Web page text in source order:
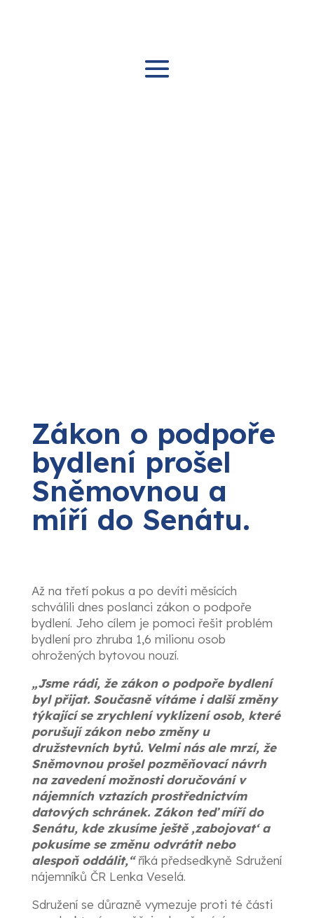
Zákon o podpoře
bydlení prošel
Sněmovnou a
míří do Senátu.
Až na třetí pokus a po devíti měsících
schválili dnes poslanci zákon o podpoře
bydlení. Jeho cílem je pomoci řešit problém
bydlení pro zhruba 1,6 milionu osob
ohrožených bytovou nouzí.
„Jsme rádi, že zákon o podpoře bydlení
byl přijat. Současně vítáme i další změny
týkající se zrychlení vyklizení osob, které
porušují zákon nebo změny u
družstevních bytů. Velmi nás ale mrzí, že
Sněmovnou prošel pozměňovací návrh
na zavedení možnosti doručování v
nájemních vztazích prostřednictvím
datových schránek. Zákon teď míří do
Senátu, kde zkusíme ještě ‚zabojovat‘ a
pokusíme se změnu odvrátit nebo
alespoň oddálit,“říká předsedkyně Sdružení
nájemníků ČR Lenka Veselá.
Sdružení se důrazně vymezuje proti té části